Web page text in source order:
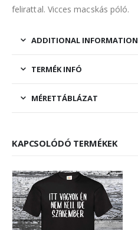
felirattal. Vicces macskás póló.
ADDITIONAL INFORMATION
TERMÉK INFÓ
MÉRETTÁBLÁZAT
KAPCSOLÓDÓ TERMÉKEK